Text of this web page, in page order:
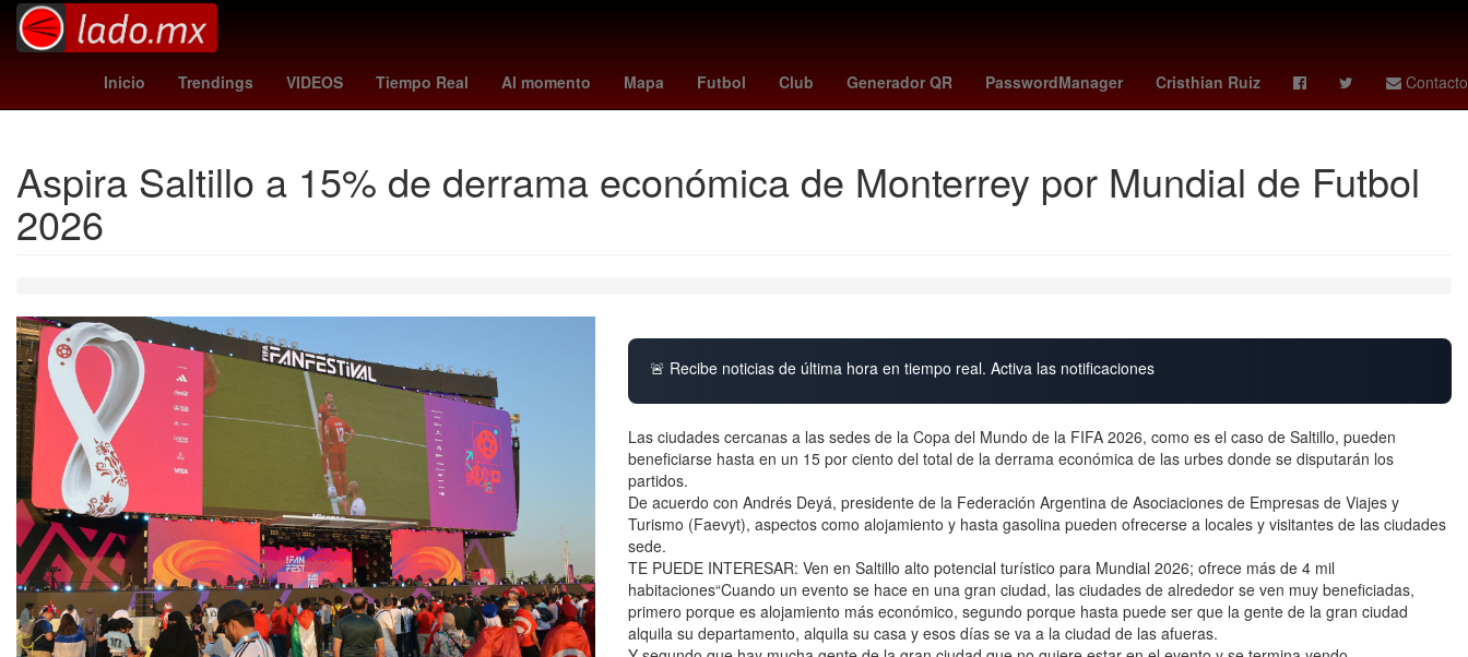
Inicio Trendings VIDEOS Tiempo Real Al momento Mapa Futbol Club Generador QR PasswordManager Cristhian Ruiz Contacto
lyme hidemasa morita kosovo - suiza huracan vs banfield Puebla de Zaragoza bulgaria penguin random house Atari 2600 Desaparecido México Suena
Aspira Saltillo a 15% de derrama económica de Monterrey por Mundial de Futbol
2026
🚨 Recibe noticias de última hora en tiempo real. Activa las notificaciones
Las ciudades cercanas a las sedes de la Copa del Mundo de la FIFA 2026, como es el caso de Saltillo, pueden
beneficiarse hasta en un 15 por ciento del total de la derrama económica de las urbes donde se disputarán los
partidos.
De acuerdo con Andrés Deyá, presidente de la Federación Argentina de Asociaciones de Empresas de Viajes y
Turismo (Faevyt), aspectos como alojamiento y hasta gasolina pueden ofrecerse a locales y visitantes de las ciudades
sede.
TE PUEDE INTERESAR: Ven en Saltillo alto potencial turístico para Mundial 2026; ofrece más de 4 mil
habitaciones“Cuando un evento se hace en una gran ciudad, las ciudades de alrededor se ven muy beneficiadas,
primero porque es alojamiento más económico, segundo porque hasta puede ser que la gente de la gran ciudad
alquila su departamento, alquila su casa y esos días se va a la ciudad de las afueras.